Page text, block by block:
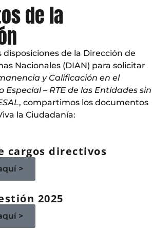
de la
disposiciones de la Dirección de
Nacionales (DIAN) para solicitar
y Calificación en el
– RTE de las Entidades sin
, compartimos los documentos
la Ciudadanía:
cargos directivos
>
2025
>